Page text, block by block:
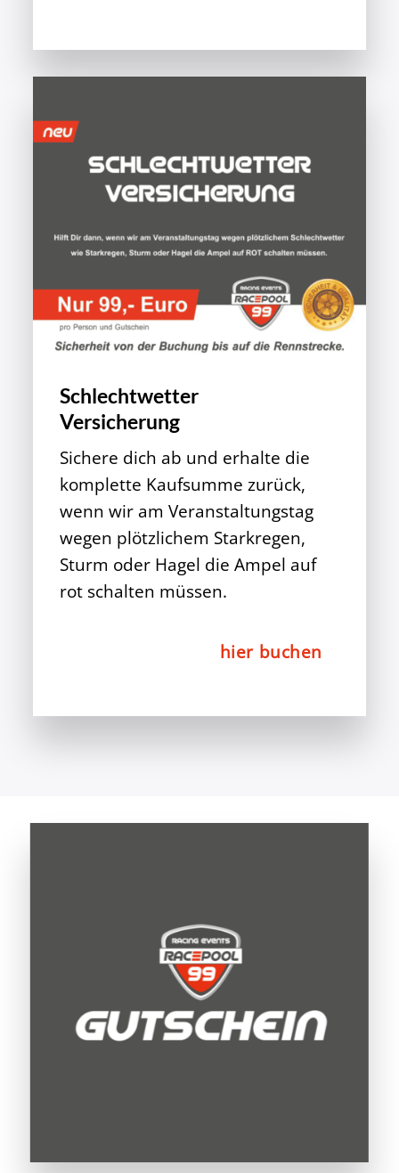
Schlechtwetter
Versicherung
Sichere dich ab und erhalte die
komplette Kaufsumme zurück,
wenn wir am Veranstaltungstag
wegen plötzlichem Starkregen,
Sturm oder Hagel die Ampel auf
rot schalten müssen.
hier buchen